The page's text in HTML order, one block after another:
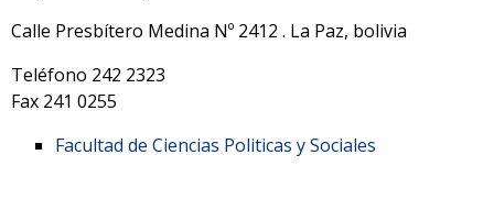
Calle Presbítero Medina Nº 2412 . La Paz, bolivia
Teléfono 242 2323
Fax 241 0255
Facultad de Ciencias Politicas y Sociales